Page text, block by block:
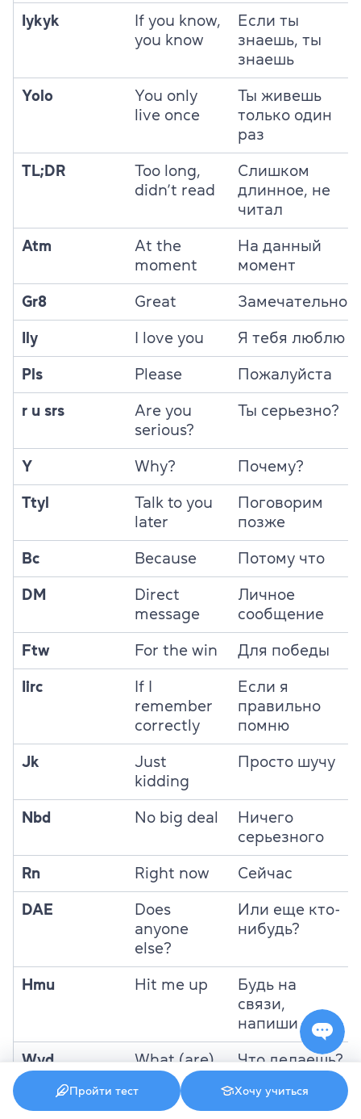
Iykyk
If you know,
you know
Если ты
знаешь, ты
знаешь
Yolo
You only
live once
Ты живешь
только один
раз
TL;DR
Too long,
didn’t read
Слишком
длинное, не
читал
Atm
At the
moment
На данный
момент
Gr8 Great Замечательно
Ily I love you Я тебя люблю
Pls Please Пожалуйста
r u srs
Are you
serious?
Ты серьезно?
Y Why? Почему?
Ttyl
Talk to you
later
Поговорим
позже
Bc Because Потому что
DM
Direct
message
Личное
сообщение
Ftw For the win Для победы
Iirc
If I
remember
correctly
Если я
правильно
помню
Jk
Just
kidding
Просто шучу
Nbd No big deal
Ничего
серьезного
Rn Right now Сейчас
DAE
Does
anyone
else?
Или еще кто-
нибудь?
Hmu Hit me up
Будь на
связи,
напиши мне
Wyd
What (are)
you doing?
Что делаешь?
Idc I don’t care Мне все
Пройти тест Хочу учиться